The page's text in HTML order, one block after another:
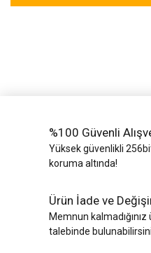
%100 Güvenli
Yüksek güvenlikli
koruma altında!
Ürün İade ve
Memnun
talebinde